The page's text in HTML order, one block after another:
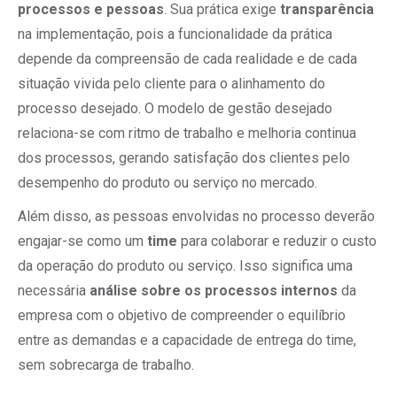
processos e pessoas. Sua prática exige transparência
na implementação, pois a funcionalidade da prática
depende da compreensão de cada realidade e de cada
situação vivida pelo cliente para o alinhamento do
processo desejado. O modelo de gestão desejado
relaciona-se com ritmo de trabalho e melhoria continua
dos processos, gerando satisfação dos clientes pelo
desempenho do produto ou serviço no mercado.
Além disso, as pessoas envolvidas no processo deverão
engajar-se como um time para colaborar e reduzir o custo
da operação do produto ou serviço. Isso significa uma
necessária análise sobre os processos internos da
empresa com o objetivo de compreender o equilíbrio
entre as demandas e a capacidade de entrega do time,
sem sobrecarga de trabalho.